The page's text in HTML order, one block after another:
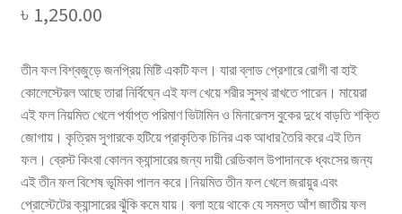
৳ 1,250.00
তীন ফল বিশ্বজুড়ে জনপ্রিয় মিষ্টি একটি ফল। যারা ব্লাড প্রেশারে রোগী বা হাই
কোলেস্টেরল আছে তারা নির্বিঘ্নে এই ফল খেয়ে শরীর সুস্থ রাখতে পারেন। মায়েরা
এই ফল নিয়মিত খেলে পর্যাপ্ত পরিমাণ ভিটামিন ও মিনারেলস বুকের দুধে বাড়তি শক্তি
জোগায়। কৃত্রিম সুগারকে হটিয়ে প্রাকৃতিক চিনির এক আধার তৈরি করে এই তিন
ফল। ব্রেস্ট কিংবা কোলন ক্যান্সারের জন্য দায়ী রেডিকাল উপাদানকে ধ্বংসের জন্য
এই তীন ফল বিশেষ ভূমিকা পালন করে।নিয়মিত তীন ফল খেলে জরায়ুর এবং
প্রোস্টেটের ক্যান্সারের ঝুঁকি কমে যায়। বলা হয়ে থাকে যে সমস্ত আঁশ জাতীয় ফল